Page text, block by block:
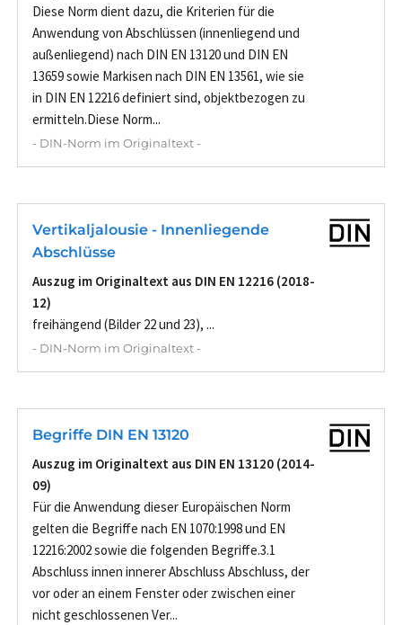
Diese Norm dient dazu, die Kriterien für die
Anwendung von Abschlüssen (innenliegend und
außenliegend) nach DIN EN 13120 und DIN EN
13659 sowie Markisen nach DIN EN 13561, wie sie
in DIN EN 12216 definiert sind, objektbezogen zu
ermitteln.Diese Norm...
- DIN-Norm im Originaltext -
Vertikaljalousie - Innenliegende
Abschlüsse
Auszug im Originaltext aus DIN EN 12216 (2018-
12)
freihängend (Bilder 22 und 23), ...
- DIN-Norm im Originaltext -
Begriffe DIN EN 13120
Auszug im Originaltext aus DIN EN 13120 (2014-
09)
Für die Anwendung dieser Europäischen Norm
gelten die Begriffe nach EN 1070:1998 und EN
12216:2002 sowie die folgenden Begriffe.3.1
Abschluss innen innerer Abschluss Abschluss, der
vor oder an einem Fenster oder zwischen einer
nicht geschlossenen Ver...